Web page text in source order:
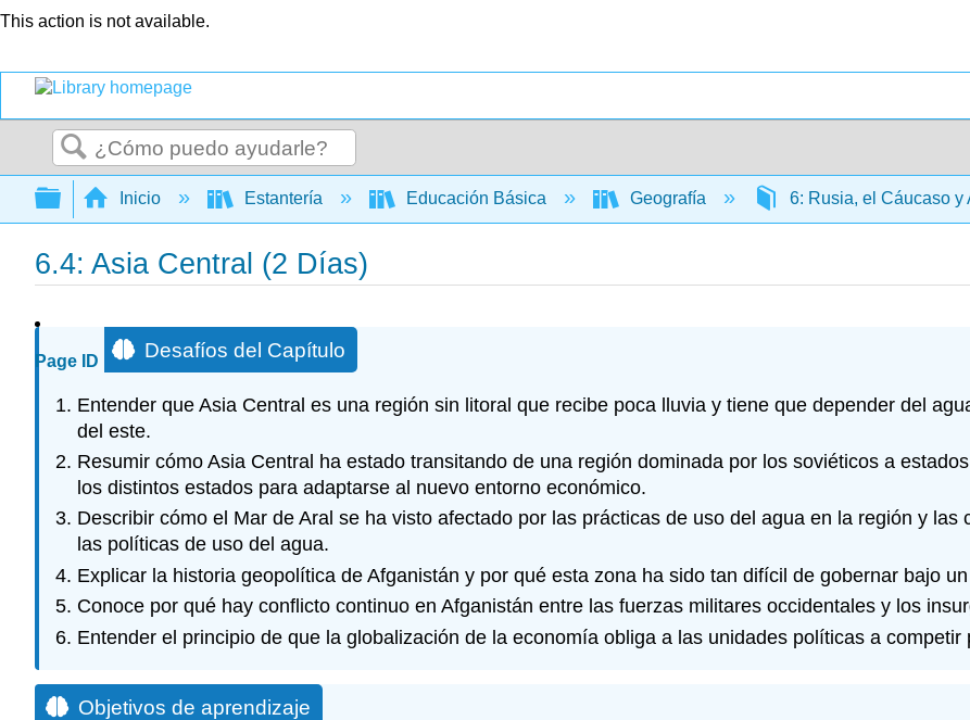
This action is not available.
Buscar
Expandir/contraer jerarquía global
Inicio Estantería Educación Básica Geografía 6: Rusia, el Cáucaso y
6.4: Asia Central (2 Días)
Page ID Desafíos del Capítulo
Entender que Asia Central es una región sin litoral que recibe poca lluvia y tiene que depender del
del este.
Resumir cómo Asia Central ha estado transitando de una región dominada por los soviéticos a
los distintos estados para adaptarse al nuevo entorno económico.
Describir cómo el Mar de Aral se ha visto afectado por las prácticas de uso del agua en la región y
las políticas de uso del agua.
Explicar la historia geopolítica de Afganistán y por qué esta zona ha sido tan difícil de gobernar bajo
Conoce por qué hay conflicto continuo en Afganistán entre las fuerzas militares occidentales y los
Entender el principio de que la globalización de la economía obliga a las unidades políticas a competir
Objetivos de aprendizaje